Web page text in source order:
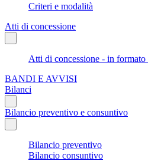
Criteri e modalità
Atti di concessione
Atti di concessione - in formato
BANDI E AVVISI
Bilanci
Bilancio preventivo e consuntivo
Bilancio preventivo
Bilancio consuntivo